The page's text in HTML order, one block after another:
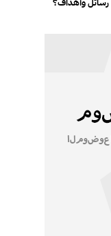
رسائل وأهداف؟